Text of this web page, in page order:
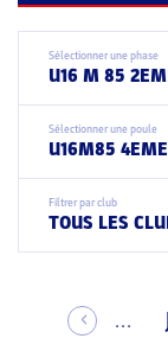
Sélectionner une phase
U16 M 85
Sélectionner une poule
U16M85
Filtrer par club
TOUS LES
...